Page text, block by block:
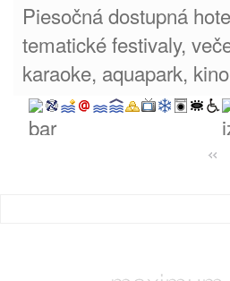
Piesočná dostupná
tematické festivaly,
karaoke, aquapark,